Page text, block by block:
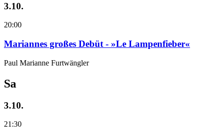
3.10.
20:00
Mariannes großes Debüt - »Le Lampenfieber«
Paul Marianne Furtwängler
Sa
3.10.
21:30